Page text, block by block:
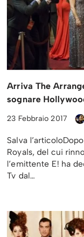
Arriva The
sognare
23 Febbraio 2017
Salva
Royals, del cui
l’emittente E! ha
Tv dal…